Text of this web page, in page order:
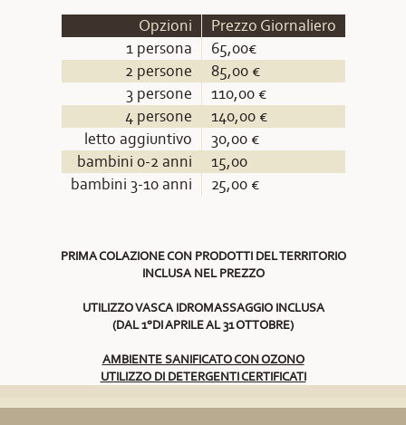
Opzioni
Prezzo Giornaliero
1 persona
65,00€
2 persone
85,00 €
3 persone
110,00 €
4 persone
140,00 €
letto aggiuntivo
30,00 €
bambini 0-2 anni
15,00
bambini 3-10 anni
25,00 €
PRIMA COLAZIONE CON PRODOTTI DEL TERRITORIO
INCLUSA NEL PREZZO
UTILIZZO VASCA IDROMASSAGGIO INCLUSA
(DAL 1°DI APRILE AL 31 OTTOBRE)
AMBIENTE SANIFICATO CON OZONO
UTILIZZO DI DETERGENTI CERTIFICATI